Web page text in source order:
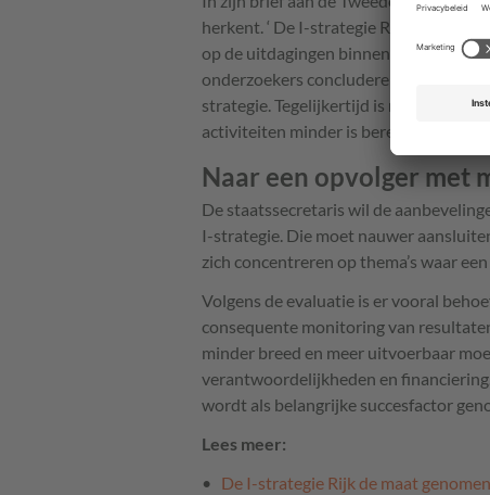
herkent. ‘ De I-strategie Rijk heeft
op de uitdagingen binnen het
onderzoekers concluderen dat er
strategie. Tegelijkertijd is men het er
activiteiten minder is bereikt dan
Naar een opvolger met
De staatssecretaris wil de
I-strategie. Die moet nauwer
zich concentreren op thema’s waar
Volgens de evaluatie is er vooral
consequente monitoring van
minder breed en meer uitvoerbaar
verantwoordelijkheden en
wordt als belangrijke succesfactor
Lees meer:
De I-strategie Rijk de maat genomen